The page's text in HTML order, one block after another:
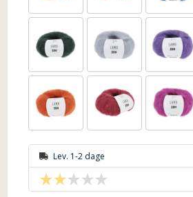
Lev. 1-2 dage